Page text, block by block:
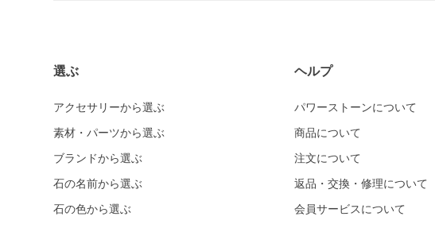
選ぶ
アクセサリーから選ぶ
素材・パーツから選ぶ
ブランドから選ぶ
石の名前から選ぶ
石の色から選ぶ
ヘルプ
パワーストーンについて
商品について
注文について
返品・交換・修理について
会員サービスについて